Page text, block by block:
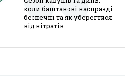
коли баштанові насправді
безпечні та як уберегтися
від нітратів